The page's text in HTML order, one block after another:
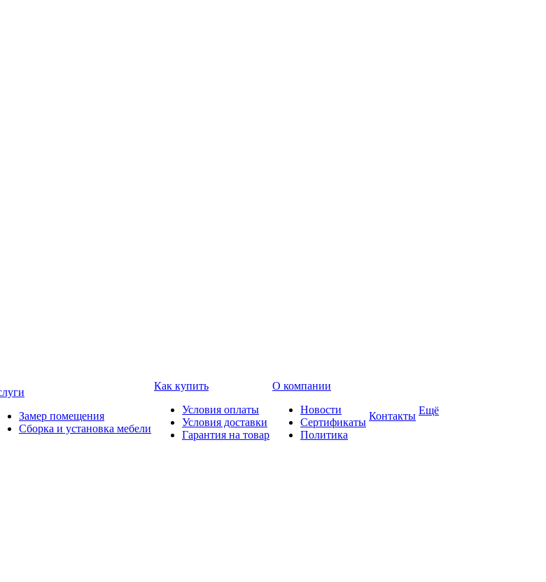
Замер помещения
Сборка и установка мебели
Как купить
Условия оплаты
Условия доставки
Гарантия на товар
О компании
Новости
Сертификаты
Политика
Контакты Ещё